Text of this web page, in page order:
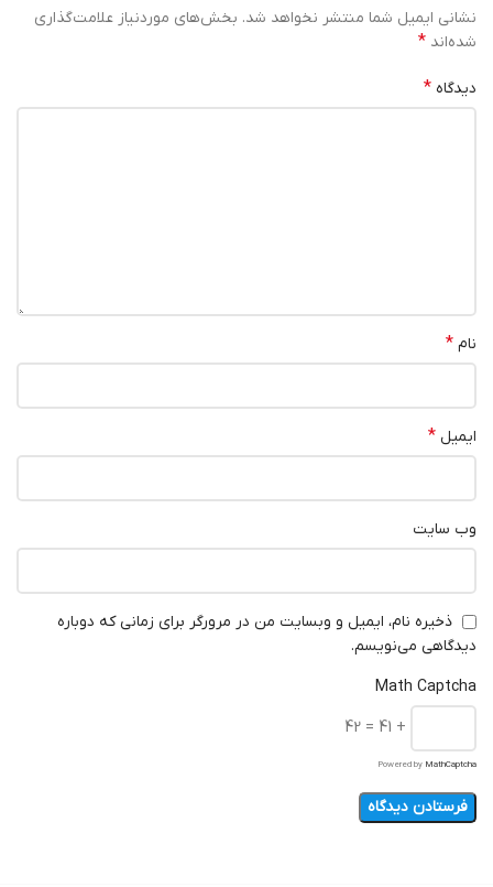
نشانی ایمیل شما منتشر نخواهد شد. بخش‌های موردنیاز علامت‌گذاری
شده‌اند *
دیدگاه *
نام *
ایمیل *
وب‌ سایت
ذخیره نام، ایمیل و وبسایت من در مرورگر برای زمانی که دوباره
دیدگاهی می‌نویسم.
Math Captcha
+ 41 = 42
Powered by MathCaptcha